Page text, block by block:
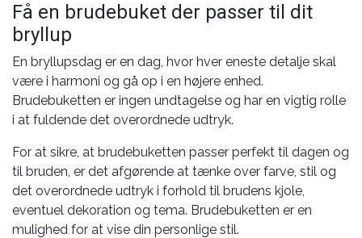
Få en brudebuket der passer til dit
bryllup
En bryllupsdag er en dag, hvor hver eneste detalje skal
være i harmoni og gå op i en højere enhed.
Brudebuketten er ingen undtagelse og har en vigtig rolle
i at fuldende det overordnede udtryk.
For at sikre, at brudebuketten passer perfekt til dagen og
til bruden, er det afgørende at tænke over farve, stil og
det overordnede udtryk i forhold til brudens kjole,
eventuel dekoration og tema. Brudebuketten er en
mulighed for at vise din personlige stil.